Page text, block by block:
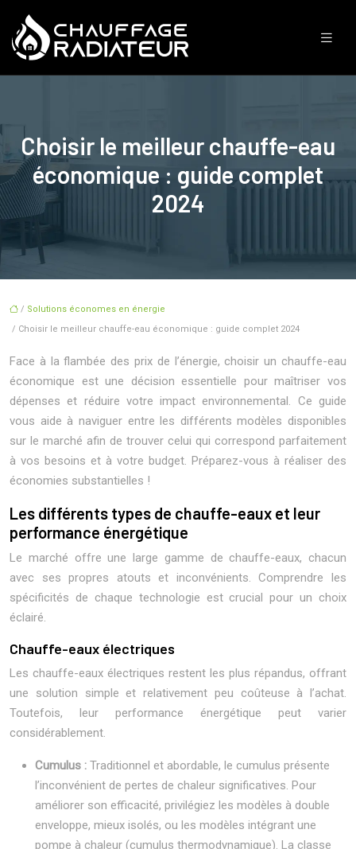
Choisir le meilleur chauffe-eau
économique : guide complet
2024
/ Solutions économes en énergie
/ Choisir le meilleur chauffe-eau économique : guide complet 2024
Face à la flambée des prix de l’énergie, choisir un chauffe-eau
économique est une décision essentielle pour maîtriser vos
dépenses et réduire votre impact environnemental. Ce guide
vous aide à naviguer entre les différents modèles disponibles
sur le marché afin de trouver celui qui correspond parfaitement
à vos besoins et à votre budget. Préparez-vous à réaliser des
économies substantielles !
Les différents types de chauffe-eaux et leur
performance énergétique
Le marché offre une large gamme de chauffe-eaux, chacun
avec ses propres atouts et inconvénients. Comprendre les
spécificités de chaque technologie est crucial pour un choix
éclairé.
Chauffe-eaux électriques
Les chauffe-eaux électriques restent les plus répandus, offrant
une solution simple et relativement peu coûteuse à l’achat.
Toutefois, leur performance énergétique peut varier
considérablement.
Cumulus : Traditionnel et abordable, le cumulus présente
l’inconvénient de pertes de chaleur significatives. Pour
améliorer son efficacité, privilégiez les modèles à double
enveloppe, mieux isolés, ou les modèles intégrant une
pompe à chaleur (cumulus thermodynamique). La classe